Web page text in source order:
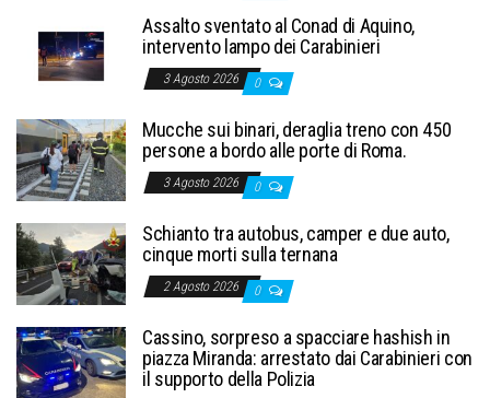
Assalto sventato al Conad di Aquino,
intervento lampo dei Carabinieri
3 Agosto 2026 0
Mucche sui binari, deraglia treno con 450
persone a bordo alle porte di Roma.
3 Agosto 2026 0
Schianto tra autobus, camper e due auto,
cinque morti sulla ternana
2 Agosto 2026 0
Cassino, sorpreso a spacciare hashish in
piazza Miranda: arrestato dai Carabinieri con
il supporto della Polizia